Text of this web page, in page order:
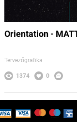
Orientation -
Tervezőgrafika
1374 0